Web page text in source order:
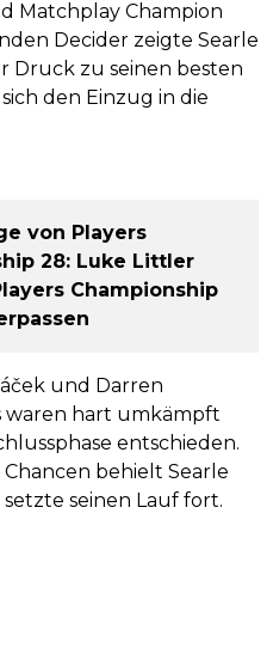
Matchplay Champion
Decider zeigte Searle
Druck zu seinen besten
den Einzug in die
von Players
28: Luke Littler
Championship
und Darren
waren hart umkämpft
entschieden.
behielt Searle
seinen Lauf fort.